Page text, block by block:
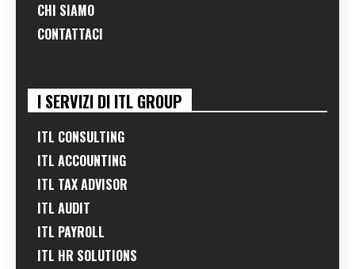
CHI SIAMO
CONTATTACI
I SERVIZI DI ITL GROUP
ITL CONSULTING
ITL ACCOUNTING
ITL TAX ADVISOR
ITL AUDIT
ITL PAYROLL
ITL HR SOLUTIONS